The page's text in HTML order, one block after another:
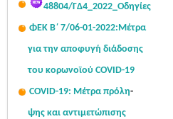
48804/ΓΔ4_2022_Οδηγίες
ΦΕΚ Β΄ 7/06-01-2022:Μέτρα
για την αποφυγή διάδοσης
του κορωνοϊού COVID-19
COVID-19: Μέτρα πρόλη-
ψης και αντιμετώπισης